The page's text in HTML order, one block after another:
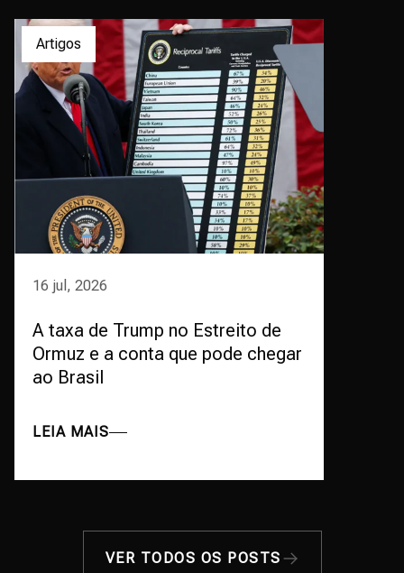
Artigos
16 jul, 2026
A taxa de Trump no Estreito de
Ormuz e a conta que pode chegar
ao Brasil
LEIA MAIS
VER TODOS OS POSTS